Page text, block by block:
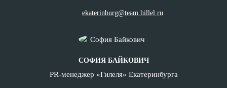
ekaterinburg@team.hillel.ru
СОФИЯ БАЙКОВИЧ
PR-менеджер «Гилеля» Екатеринбурга